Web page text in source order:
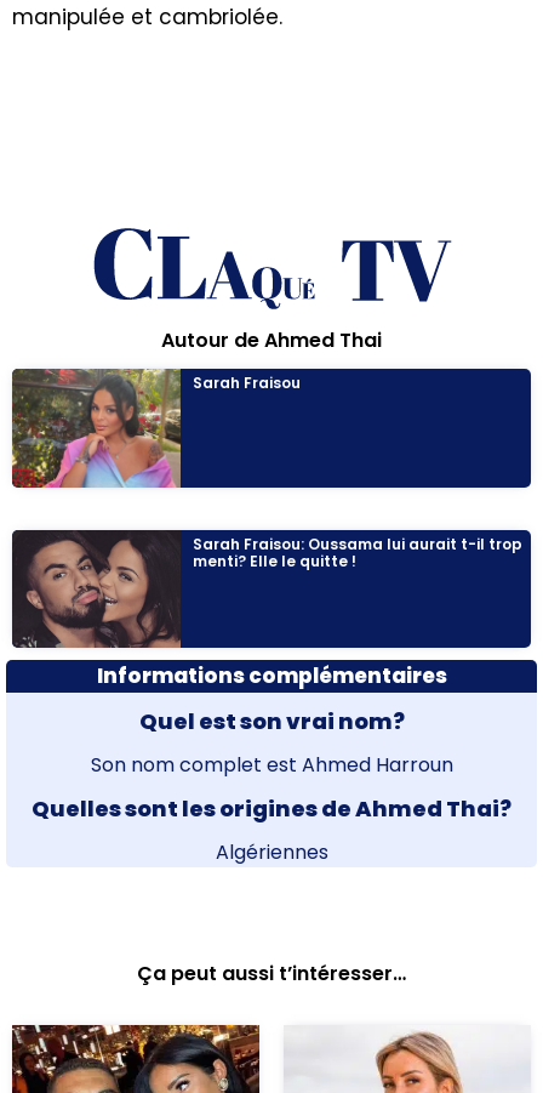
manipulée et cambriolée.
Autour de Ahmed Thai
Sarah Fraisou
Sarah Fraisou: Oussama lui aurait t-il trop
menti? Elle le quitte !
Informations complémentaires
Quel est son vrai nom?
Son nom complet est Ahmed Harroun
Quelles sont les origines de Ahmed Thai?
Algériennes
Ça peut aussi t’intéresser…